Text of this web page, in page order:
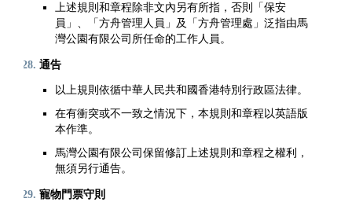
上述規則和章程除非文內另有所指，否則「保安
員」、「方舟管理人員」及「方舟管理處」泛指由馬
灣公園有限公司所任命的工作人員。
通告
以上規則依循中華人民共和國香港特別行政區法律。
在有衝突或不一致之情況下，本規則和章程以英語版
本作準。
馬灣公園有限公司保留修訂上述規則和章程之權利，
無須另行通告。
寵物門票守則